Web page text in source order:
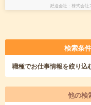
派遣会社 株式会社
検索条
職種でお仕事情報を絞り込
他の検